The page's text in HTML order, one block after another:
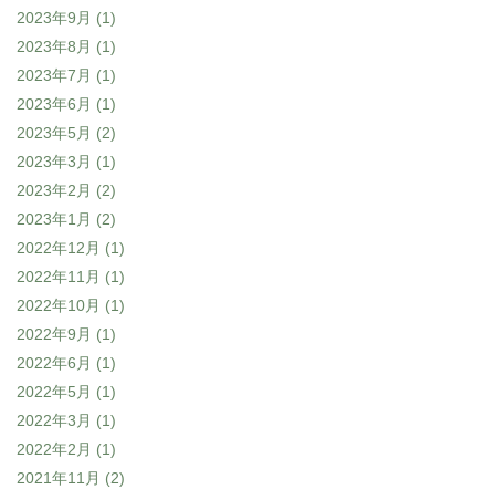
2023年9月 (1)
2023年8月 (1)
2023年7月 (1)
2023年6月 (1)
2023年5月 (2)
2023年3月 (1)
2023年2月 (2)
2023年1月 (2)
2022年12月 (1)
2022年11月 (1)
2022年10月 (1)
2022年9月 (1)
2022年6月 (1)
2022年5月 (1)
2022年3月 (1)
2022年2月 (1)
2021年11月 (2)